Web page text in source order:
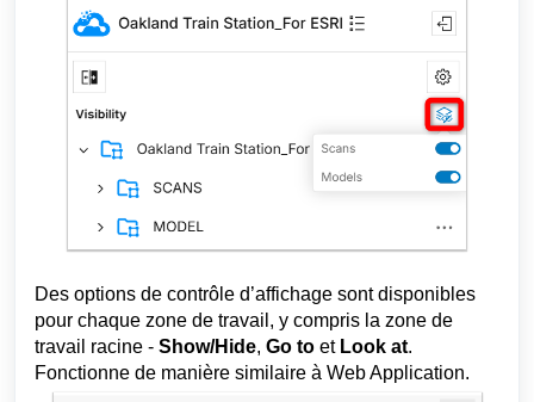
Des options de contrôle d’affichage sont disponibles
pour chaque zone de travail, y compris la zone de
travail racine - Show/Hide, Go to et Look at.
Fonctionne de manière similaire à Web Application.